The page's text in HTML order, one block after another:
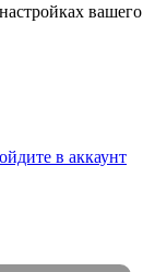
вашего
в аккаунт